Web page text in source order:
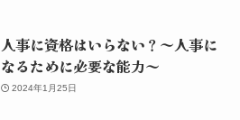
人事に資格はいらない？～人事に
なるために必要な能力～
2024年1月25日